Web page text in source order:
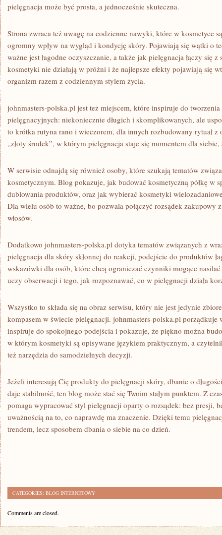
pielęgnacja może być prosta, a jednocześnie skuteczna.
Strona zwraca też uwagę na codzienne nawyki, które w kosmetyce
ogromny wpływ na wygląd i kondycję skóry. Pojawiają się wątki o
ważne jest łagodne oczyszczanie, a także jak pielęgnacja łączy się
kosmetyki nie działają w próżni i że najlepsze efekty pojawiają się
organizm razem z codziennym stylem życia.
johnmasters-polska.pl jest też miejscem, które inspiruje do tworzenia
pielęgnacyjnych: niekoniecznie długich i skomplikowanych, ale
to krótka rutyna rano i wieczorem, dla innych rozbudowany rytuał
„złoty środek”, w którym pielęgnacja staje się momentem dla
W serwisie odnajdą się również osoby, które szukają tematów
kosmetycznym. Blog pokazuje, jak budować kosmetyczną półkę w
dublowania produktów, oraz jak wybierać kosmetyki
Dla wielu osób to ważne, bo pozwala połączyć rozsądek zakupowy
włosów.
Dodatkowo johnmasters-polska.pl dotyka tematów związanych z
pielęgnacja dla skóry skłonnej do reakcji, podejście do produktów
wskazówki dla osób, które chcą ograniczać czynniki mogące
uczy obserwacji i tego, jak rozpoznawać, co w pielęgnacji działa
Wszystko to składa się na obraz serwisu, który nie jest jedynie
kompasem w świecie pielęgnacji. johnmasters-polska.pl porządkuje
inspiruje do spokojnego podejścia i pokazuje, że piękno można
w którym kosmetyki są opisywane językiem praktycznym, a
też narzędzia do samodzielnych decyzji.
Jeżeli interesują Cię produkty do pielęgnacji skóry, dbanie o
daje stabilność, ten blog może stać się Twoim stałym punktem. Z
pomaga wypracować styl pielęgnacji oparty o rozsądek: bez presji,
uważnością na to, co naprawdę ma znaczenie. Dzięki temu
trendem, lecz sposobem dbania o siebie na co dzień.
CATEGORIES: BLOG INTERNETOWY
Comments are closed.